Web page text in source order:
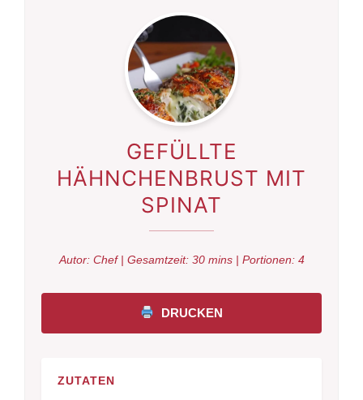
GEFÜLLTE
HÄHNCHENBRUST MIT
SPINAT
Autor: Chef| Gesamtzeit: 30 mins| Portionen: 4
DRUCKEN
ZUTATEN